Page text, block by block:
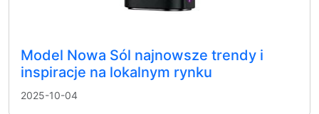
Model Nowa Sól najnowsze trendy i
inspiracje na lokalnym rynku
2025-10-04